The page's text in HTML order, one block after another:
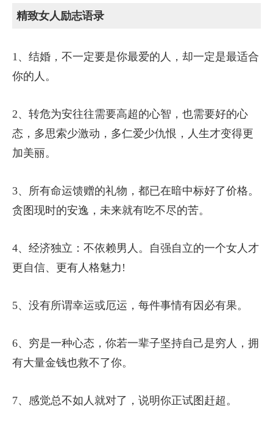
精致女人励志语录
1、结婚，不一定要是你最爱的人，却一定是最适合
你的人。
2、转危为安往往需要高超的心智，也需要好的心
态，多思索少激动，多仁爱少仇恨，人生才变得更
加美丽。
3、所有命运馈赠的礼物，都已在暗中标好了价格。
贪图现时的安逸，未来就有吃不尽的苦。
4、经济独立：不依赖男人。自强自立的一个女人才
更自信、更有人格魅力!
5、没有所谓幸运或厄运，每件事情有因必有果。
6、穷是一种心态，你若一辈子坚持自己是穷人，拥
有大量金钱也救不了你。
7、感觉总不如人就对了，说明你正试图赶超。